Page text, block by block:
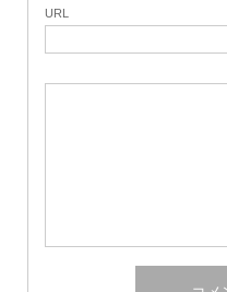
URL